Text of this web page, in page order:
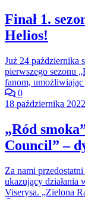
Finał 1.
Helios!
Już 24 października
pierwszego sezonu
fanom,
0
18 października
„Ród
Council” –
Za nami
ukazujący działania
Viserysa. „Zielona